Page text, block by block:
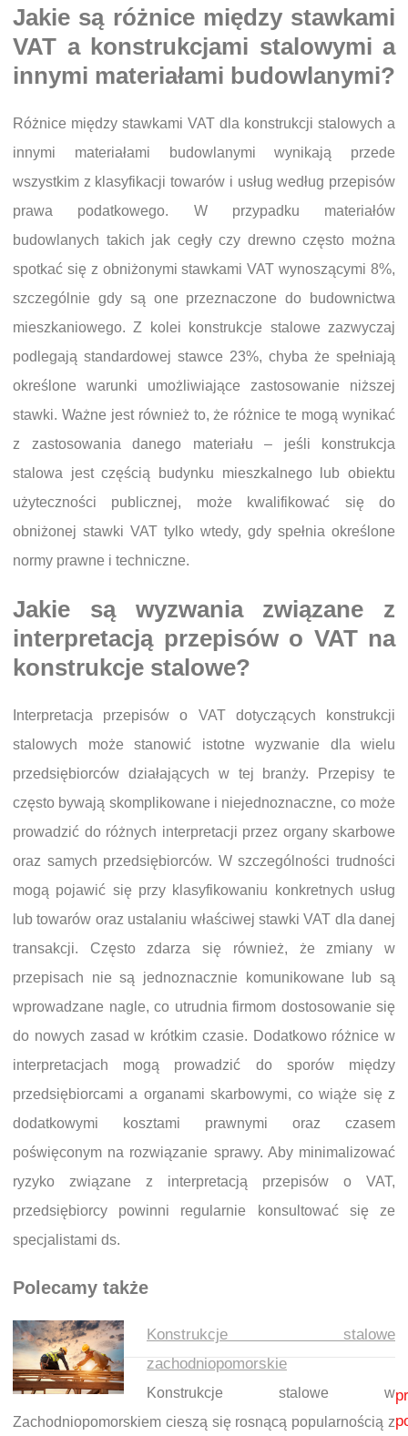
Jakie są różnice między stawkami
VAT a konstrukcjami stalowymi a
innymi materiałami budowlanymi?
Różnice między stawkami VAT dla konstrukcji stalowych a
innymi materiałami budowlanymi wynikają przede
wszystkim z klasyfikacji towarów i usług według przepisów
prawa podatkowego. W przypadku materiałów
budowlanych takich jak cegły czy drewno często można
spotkać się z obniżonymi stawkami VAT wynoszącymi 8%,
szczególnie gdy są one przeznaczone do budownictwa
mieszkaniowego. Z kolei konstrukcje stalowe zazwyczaj
podlegają standardowej stawce 23%, chyba że spełniają
określone warunki umożliwiające zastosowanie niższej
stawki. Ważne jest również to, że różnice te mogą wynikać
z zastosowania danego materiału – jeśli konstrukcja
stalowa jest częścią budynku mieszkalnego lub obiektu
użyteczności publicznej, może kwalifikować się do
obniżonej stawki VAT tylko wtedy, gdy spełnia określone
normy prawne i techniczne.
Jakie są wyzwania związane z
interpretacją przepisów o VAT na
konstrukcje stalowe?
Interpretacja przepisów o VAT dotyczących konstrukcji
stalowych może stanowić istotne wyzwanie dla wielu
przedsiębiorców działających w tej branży. Przepisy te
często bywają skomplikowane i niejednoznaczne, co może
prowadzić do różnych interpretacji przez organy skarbowe
oraz samych przedsiębiorców. W szczególności trudności
mogą pojawić się przy klasyfikowaniu konkretnych usług
lub towarów oraz ustalaniu właściwej stawki VAT dla danej
transakcji. Często zdarza się również, że zmiany w
przepisach nie są jednoznacznie komunikowane lub są
wprowadzane nagle, co utrudnia firmom dostosowanie się
do nowych zasad w krótkim czasie. Dodatkowo różnice w
interpretacjach mogą prowadzić do sporów między
przedsiębiorcami a organami skarbowymi, co wiąże się z
dodatkowymi kosztami prawnymi oraz czasem
poświęconym na rozwiązanie sprawy. Aby minimalizować
ryzyko związane z interpretacją przepisów o VAT,
przedsiębiorcy powinni regularnie konsultować się ze
specjalistami ds.
Polecamy także
Konstrukcje stalowe
zachodniopomorskie
Konstrukcje stalowe w
Zachodniopomorskiem cieszą się rosnącą popularnością z
Nawigacja wpisu